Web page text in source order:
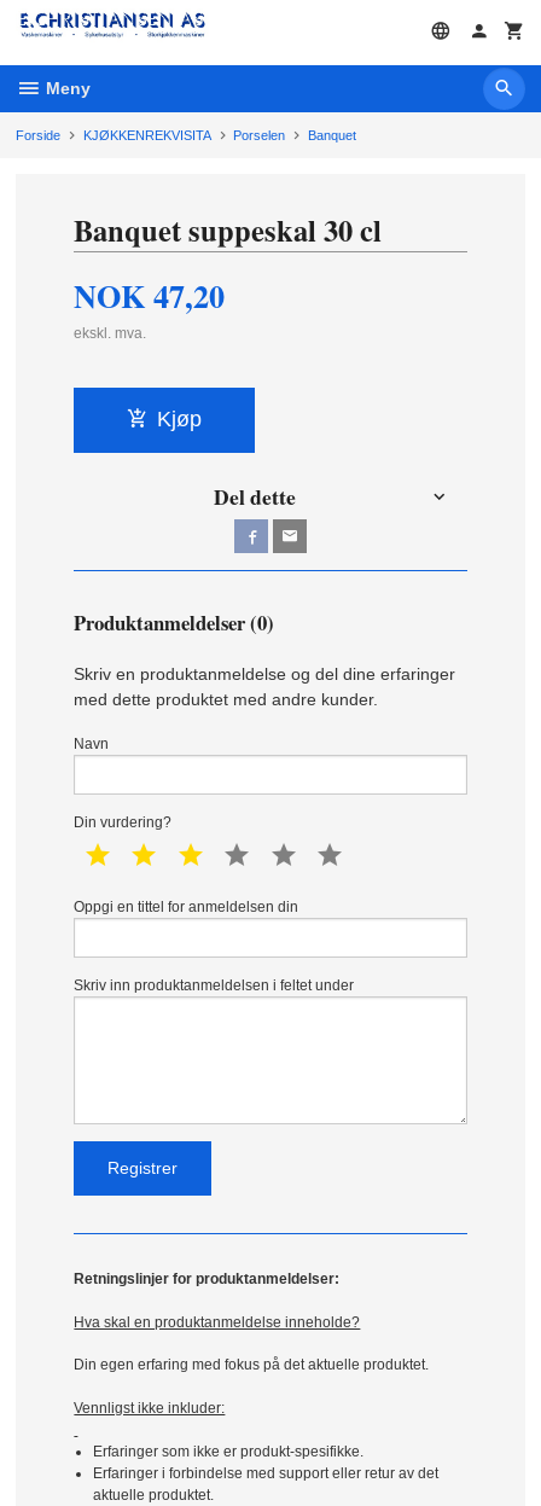
Gå
innholdet
Meny
Forside KJØKKENREKVISITA Porselen Banquet
Banquet suppeskal 30 cl
NOK47,20
ekskl. mva.
Kjøp
Del dette
Produktanmeldelser (0)
Skriv en produktanmeldelse og del dine erfaringer
med dette produktet med andre kunder.
Navn
Din vurdering?
1 star 2 star 3 star 4 star 5 star
Oppgi en tittel for anmeldelsen din
Skriv inn produktanmeldelsen i feltet under
Retningslinjer for produktanmeldelser:
Hva skal en produktanmeldelse inneholde?
Din egen erfaring med fokus på det aktuelle produktet.
Vennligst ikke inkluder:
Erfaringer som ikke er produkt-spesifikke.
Erfaringer i forbindelse med support eller retur av det
aktuelle produktet.